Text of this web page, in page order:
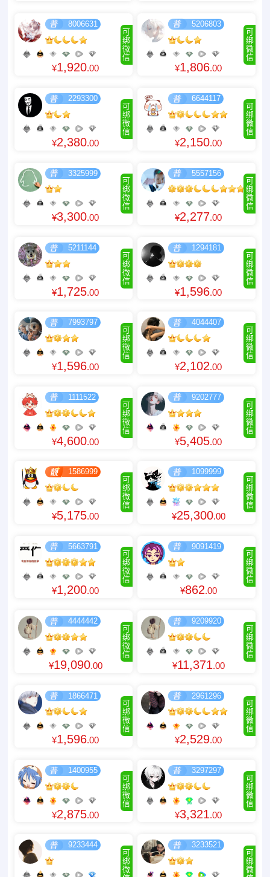
可
绑
微
信
8006631
¥1,920.00
可
绑
微
信
5206803
¥1,806.00
可
绑
微
信
2293300
¥2,380.00
可
绑
微
信
6644117
¥2,150.00
可
绑
微
信
3325999
¥3,300.00
可
绑
微
信
5557156
¥2,277.00
可
绑
微
信
5211144
¥1,725.00
可
绑
微
信
1294181
¥1,596.00
可
绑
微
信
7993797
¥1,596.00
可
绑
微
信
4044407
¥2,102.00
可
绑
微
信
1111522
¥4,600.00
可
绑
微
信
9202777
¥5,405.00
可
绑
微
信
1586999
¥5,175.00
可
绑
微
信
1099999
¥25,300.00
可
绑
微
信
5663791
¥1,200.00
可
绑
微
信
9091419
¥862.00
可
绑
微
信
4444442
¥19,090.00
可
绑
微
信
9209920
¥11,371.00
可
绑
微
信
1866471
¥1,596.00
可
绑
微
信
2961296
¥2,529.00
可
绑
微
信
1400955
¥2,875.00
可
绑
微
信
3297297
¥3,321.00
可
绑
微
9233444
可
绑
微
3233521